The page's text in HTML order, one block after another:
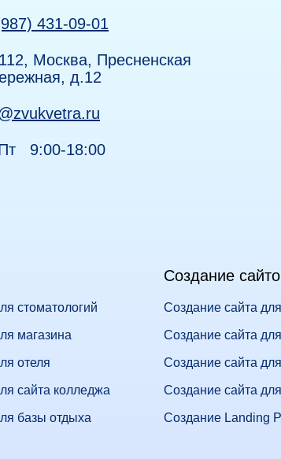
431-09-01
Москва, Пресненская
д.12
9:00-18:00
стоматологий
магазина
отеля
сайта колледжа
базы отдыха
Создание
Создание сайта
Создание сайта
Создание сайта
Создание сайта
Создание Landing